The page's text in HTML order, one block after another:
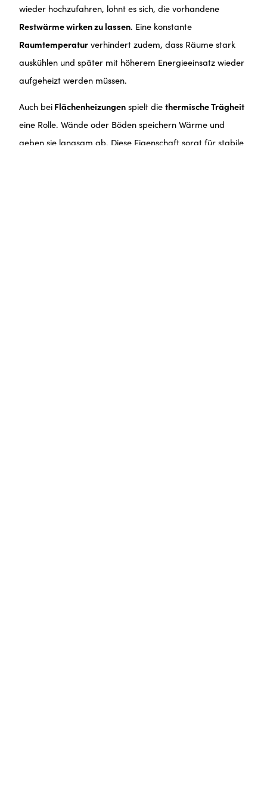
wieder hochzufahren, lohnt es sich, die vorhandene
Restwärme wirken zu lassen. Eine konstante
Raumtemperatur verhindert zudem, dass Räume stark
auskühlen und später mit höherem Energieeinsatz wieder
aufgeheizt werden müssen.
Auch bei Flächenheizungen spielt diethermische Trägheit
eine Rolle. Wände oder Böden speichern Wärme und
geben sie langsam ab. Diese Eigenschaft sorgt für stabile